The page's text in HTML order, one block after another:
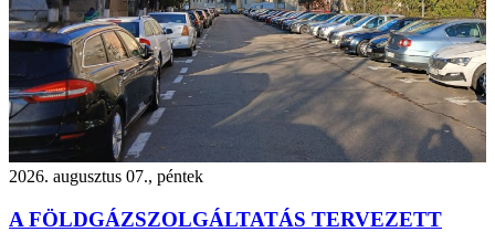
2026. augusztus 07., péntek
A FÖLDGÁZSZOLGÁLTATÁS TERVEZETT